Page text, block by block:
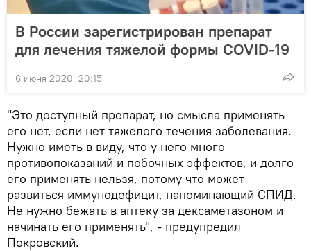
В России зарегистрирован препарат
для лечения тяжелой формы COVID-19
6 июня 2020, 20:15
"Это доступный препарат, но смысла применять
его нет, если нет тяжелого течения заболевания.
Нужно иметь в виду, что у него много
противопоказаний и побочных эффектов, и долго
его применять нельзя, потому что может
развиться иммунодефицит, напоминающий СПИД.
Не нужно бежать в аптеку за дексаметазоном и
начинать его применять", - предупредил
Покровский.